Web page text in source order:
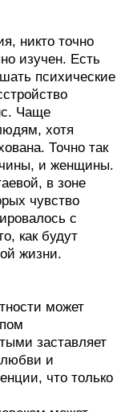
никто точно
изучен. Есть
психические
Чаще
хотя
Точно так
и женщины.
в зоне
чувство
с
как будут
жизни.
может
заставляет
любви и
что только